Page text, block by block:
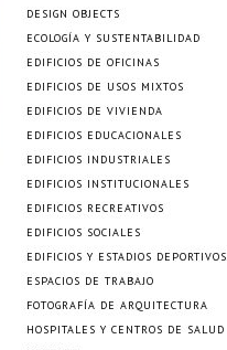
DESIGN OBJECTS
ECOLOGÍA Y SUSTENTABILIDAD
EDIFICIOS DE OFICINAS
EDIFICIOS DE USOS MIXTOS
EDIFICIOS DE VIVIENDA
EDIFICIOS EDUCACIONALES
EDIFICIOS INDUSTRIALES
EDIFICIOS INSTITUCIONALES
EDIFICIOS RECREATIVOS
EDIFICIOS SOCIALES
EDIFICIOS Y ESTADIOS DEPORTIVOS
ESPACIOS DE TRABAJO
FOTOGRAFÍA DE ARQUITECTURA
HOSPITALES Y CENTROS DE SALUD